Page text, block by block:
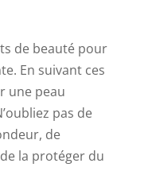
de beauté pour
En suivant ces
une peau
pas de
de
la protéger du